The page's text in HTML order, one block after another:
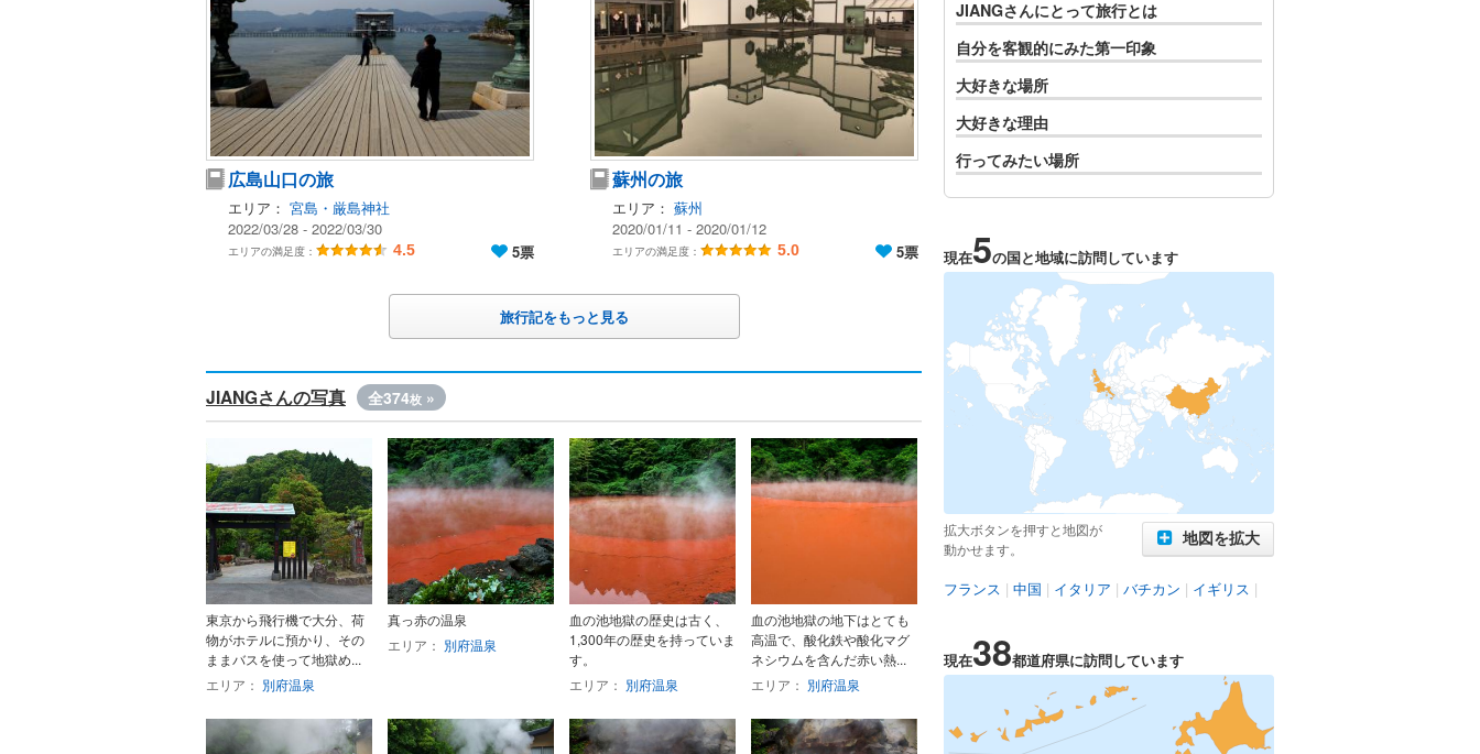
広島山口の旅
エリア： 宮島・厳島神社
2022/03/28 - 2022/03/30
エリアの満足度： 4.5 5票
蘇州の旅
エリア： 蘇州
2020/01/11 - 2020/01/12
エリアの満足度： 5.0 5票
旅行記をもっと見る
JIANGさんの写真 全374枚 »
東京から飛行機で大分、荷
物がホテルに預かり、その
ままバスを使って地獄め...
エリア： 別府温泉
真っ赤の温泉
エリア： 別府温泉
血の池地獄の歴史は古く、
1,300年の歴史を持っていま
す。
エリア： 別府温泉
血の池地獄の地下はとても
高温で、酸化鉄や酸化マグ
ネシウムを含んだ赤い熱...
エリア： 別府温泉
JIANGさんにとって旅行とは
自分を客観的にみた第一印象
大好きな場所
大好きな理由
行ってみたい場所
現在5の国と地域に訪問しています
拡大ボタンを押すと地図が
動かせます。
地図を拡大
フランス | 中国 | イタリア | バチカン | イギリス |
現在38都道府県に訪問しています